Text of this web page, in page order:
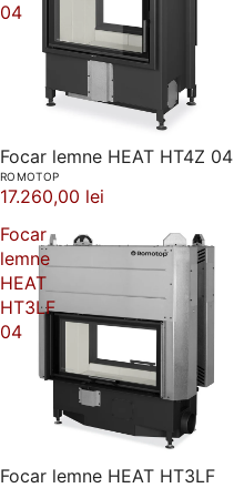
04
Focar lemne HEAT HT4Z 04
ROMOTOP
17.260,00 lei
Focar
lemne
HEAT
HT3LF
04
Focar lemne HEAT HT3LF